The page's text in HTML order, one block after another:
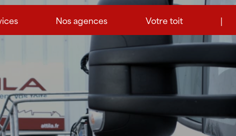
Nos agences Votre toit |